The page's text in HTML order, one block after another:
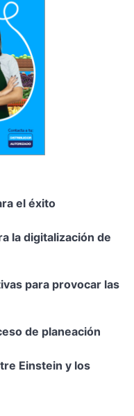
el éxito
la digitalización de
para provocar las
de planeación
Einstein y los